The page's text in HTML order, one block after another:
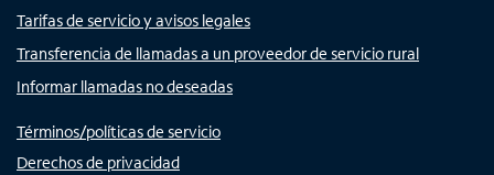
Tarifas de servicio y avisos legales
Transferencia de llamadas a un proveedor de servicio rural
Informar llamadas no deseadas
Términos/políticas de servicio
Derechos de privacidad